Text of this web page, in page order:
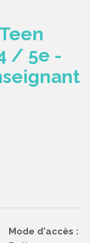
/ 5e -
Mode d'accès :